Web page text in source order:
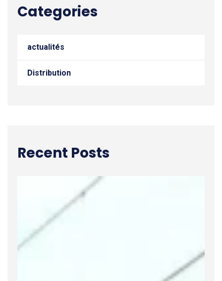
Categories
actualités
Distribution
Recent Posts